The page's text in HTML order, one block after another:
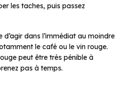
les taches, puis passez
d’agir dans l’immédiat au moindre
le café ou le vin rouge.
peut être très pénible à
pas à temps.